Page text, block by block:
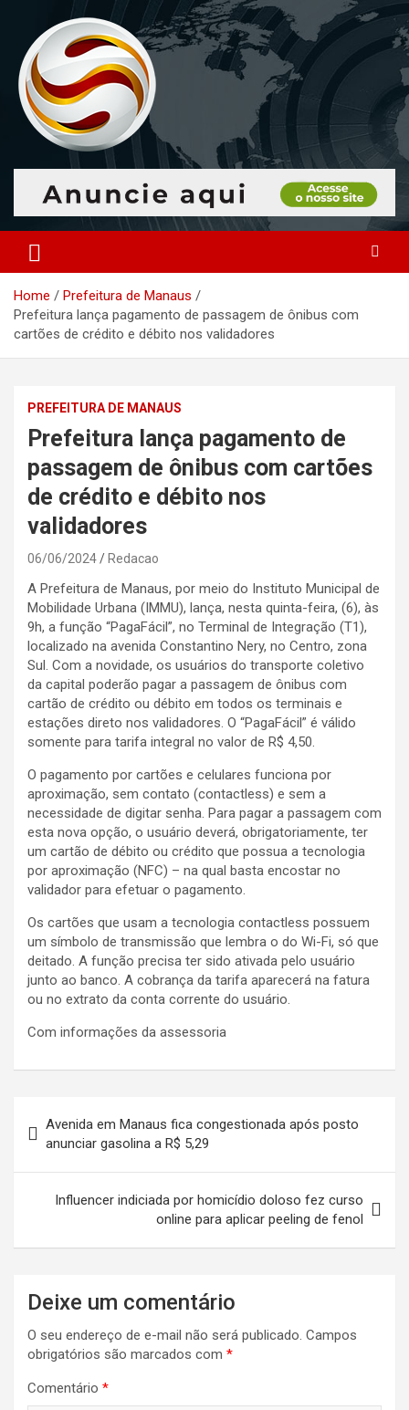
content
Portal Monitoramento
O portal que manitora a notícias para você!
Home
Prefeitura de Manaus
Prefeitura lança pagamento de passagem de ônibus com
cartões de crédito e débito nos validadores
PREFEITURA DE MANAUS
Prefeitura lança pagamento de
passagem de ônibus com cartões
de crédito e débito nos
validadores
06/06/2024 Redacao
A Prefeitura de Manaus, por meio do Instituto Municipal de
Mobilidade Urbana (IMMU), lança, nesta quinta-feira, (6), às
9h, a função “PagaFácil”, no Terminal de Integração (T1),
localizado na avenida Constantino Nery, no Centro, zona
Sul. Com a novidade, os usuários do transporte coletivo
da capital poderão pagar a passagem de ônibus com
cartão de crédito ou débito em todos os terminais e
estações direto nos validadores. O “PagaFácil” é válido
somente para tarifa integral no valor de R$ 4,50.
O pagamento por cartões e celulares funciona por
aproximação, sem contato (contactless) e sem a
necessidade de digitar senha. Para pagar a passagem com
esta nova opção, o usuário deverá, obrigatoriamente, ter
um cartão de débito ou crédito que possua a tecnologia
por aproximação (NFC) – na qual basta encostar no
validador para efetuar o pagamento.
Os cartões que usam a tecnologia contactless possuem
um símbolo de transmissão que lembra o do Wi-Fi, só que
deitado. A função precisa ter sido ativada pelo usuário
junto ao banco. A cobrança da tarifa aparecerá na fatura
ou no extrato da conta corrente do usuário.
Com informações da assessoria
de
Post
Avenida em Manaus fica congestionada após posto
anunciar gasolina a R$ 5,29
Influencer indiciada por homicídio doloso fez curso
online para aplicar peeling de fenol
Deixe um comentário
O seu endereço de e-mail não será publicado. Campos
obrigatórios são marcados com *
Comentário *